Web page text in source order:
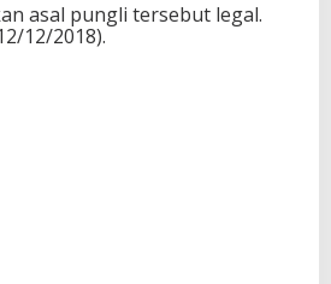
asal pungli tersebut legal.
12/2018).